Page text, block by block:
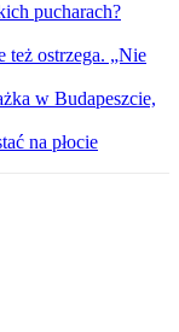
pucharach?
też ostrzega. „Nie
w Budapeszcie,
na płocie